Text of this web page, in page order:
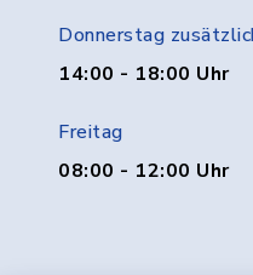
Donnerstag
14:00 - 18:00 Uhr
Freitag
08:00 - 12:00 Uhr